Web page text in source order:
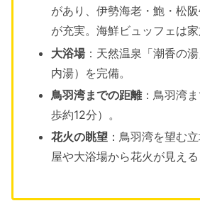
があり、伊勢海老・鮑・松
が充実。海鮮ビュッフェは
大浴場：天然温泉「潮香の
内湯）を完備。
鳥羽湾までの距離：鳥羽湾
歩約12分）。
花火の眺望 ：鳥羽湾を望む
屋や大浴場から花火が見える